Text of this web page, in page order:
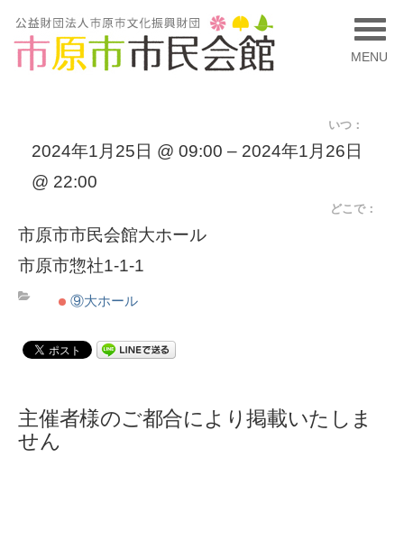
MENU
いつ：
2024年1月25日 @ 09:00 – 2024年1月26日
@ 22:00
どこで：
市原市市民会館大ホール
市原市惣社1-1-1
⑨大ホール
主催者様のご都合により掲載いたしま
せん